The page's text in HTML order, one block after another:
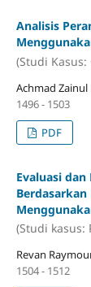
Analisis
(Studi Kasus:
Achmad
1496 - 1503
PDF
Evaluasi
(Studi kasus:
Revan
1504 - 1512